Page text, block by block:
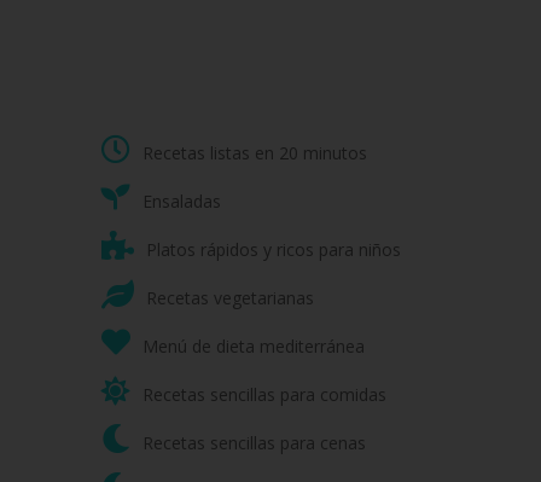
Recetas listas en 20 minutos
Ensaladas
Platos rápidos y ricos para niños
Recetas vegetarianas
Menú de dieta mediterránea
Recetas sencillas para comidas
Recetas sencillas para cenas